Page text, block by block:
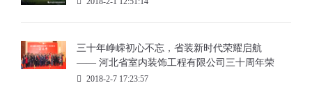
三十年峥嵘初心不忘，省装新时代荣耀启航
—— 河北省室内装饰工程有限公司三十周年荣
耀庆典暨集团公司揭牌仪式
2018-2-7 17:23:57